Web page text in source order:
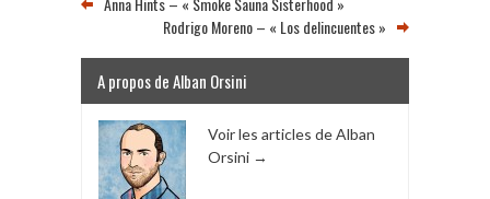
Rodrigo Moreno – « Los delincuentes »
A propos de Alban Orsini
Voir les articles de Alban
Orsini →